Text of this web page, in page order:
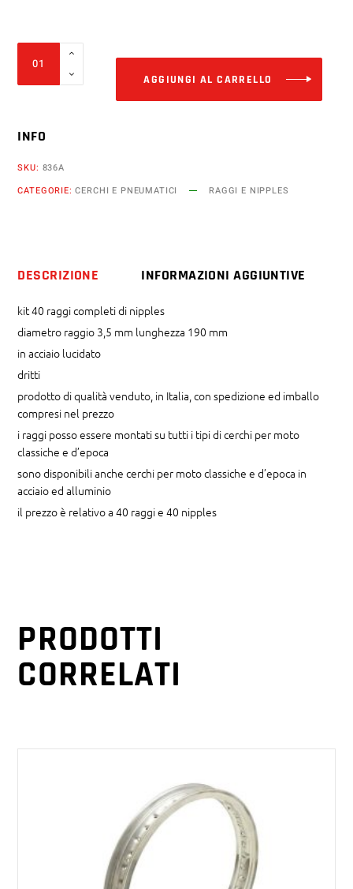
nipples
quantity
AGGIUNGI AL CARRELLO
INFO
SKU: 836A
CATEGORIE:CERCHI E PNEUMATICI RAGGI E NIPPLES
DESCRIZIONE INFORMAZIONI AGGIUNTIVE
kit 40 raggi completi di nipples
diametro raggio 3,5 mm lunghezza 190 mm
in acciaio lucidato
dritti
prodotto di qualità venduto, in Italia, con spedizione ed imballo
compresi nel prezzo
i raggi posso essere montati su tutti i tipi di cerchi per moto
classiche e d’epoca
sono disponibili anche cerchi per moto classiche e d’epoca in
acciaio ed alluminio
il prezzo è relativo a 40 raggi e 40 nipples
PRODOTTI
CORRELATI
AGGIUNGI AL CARRELLO